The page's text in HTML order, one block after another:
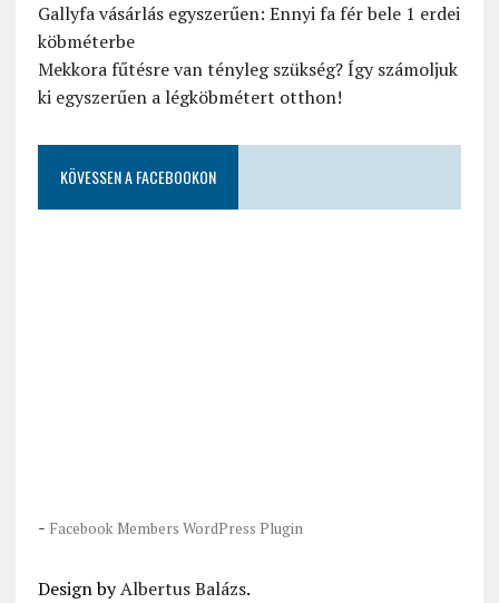
Gallyfa vásárlás egyszerűen: Ennyi fa fér bele 1 erdei
köbméterbe
Mekkora fűtésre van tényleg szükség? Így számoljuk
ki egyszerűen a légköbmétert otthon!
KÖVESSEN A FACEBOOKON
- Facebook Members WordPress Plugin
Design byAlbertus Balázs.